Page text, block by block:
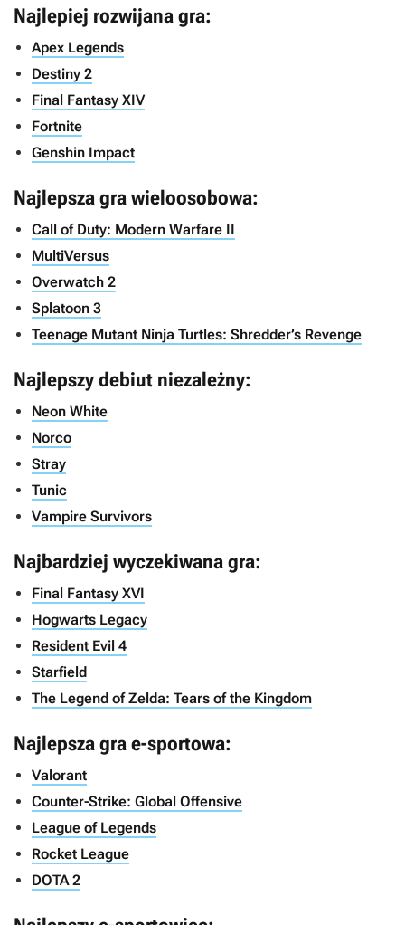
Najlepiej rozwijana gra:
Apex Legends
Destiny 2
Final Fantasy XIV
Fortnite
Genshin Impact
Najlepsza gra wieloosobowa:
Call of Duty: Modern Warfare II
MultiVersus
Overwatch 2
Splatoon 3
Teenage Mutant Ninja Turtles: Shredder’s Revenge
Najlepszy debiut niezależny:
Neon White
Norco
Stray
Tunic
Vampire Survivors
Najbardziej wyczekiwana gra:
Final Fantasy XVI
Hogwarts Legacy
Resident Evil 4
Starfield
The Legend of Zelda: Tears of the Kingdom
Najlepsza gra e-sportowa:
Valorant
Counter-Strike: Global Offensive
League of Legends
Rocket League
DOTA 2